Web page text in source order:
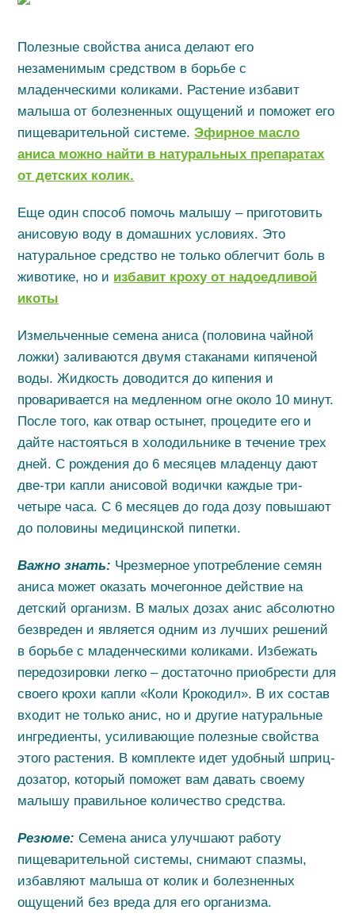
Полезные свойства аниса делают его
незаменимым средством в борьбе с
младенческими коликами. Растение избавит
малыша от болезненных ощущений и поможет его
пищеварительной системе.Эфирное масло
аниса можно найти в натуральных препаратах
от детских колик.
Еще один способ помочь малышу – приготовить
анисовую воду в домашних условиях. Это
натуральное средство не только облегчит боль в
животике, но и избавит кроху от надоедливой
икоты
Измельченные семена аниса (половина чайной
ложки) заливаются двумя стаканами кипяченой
воды. Жидкость доводится до кипения и
проваривается на медленном огне около 10 минут.
После того, как отвар остынет, процедите его и
дайте настояться в холодильнике в течение трех
дней. С рождения до 6 месяцев младенцу дают
две-три капли анисовой водички каждые три-
четыре часа. С 6 месяцев до года дозу повышают
до половины медицинской пипетки.
Важно знать: Чрезмерное употребление семян
аниса может оказать мочегонное действие на
детский организм. В малых дозах анис абсолютно
безвреден и является одним из лучших решений
в борьбе с младенческими коликами. Избежать
передозировки легко – достаточно приобрести для
своего крохи капли «Коли Крокодил». В их состав
входит не только анис, но и другие натуральные
ингредиенты, усиливающие полезные свойства
этого растения. В комплекте идет удобный шприц-
дозатор, который поможет вам давать своему
малышу правильное количество средства.
Резюме:Семена аниса улучшают работу
пищеварительной системы, снимают спазмы,
избавляют малыша от колик и болезненных
ощущений без вреда для его организма.